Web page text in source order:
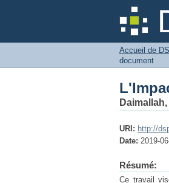
Accueil de
document
URI: http://
Date: 2019-
Résumé:
Ce travail